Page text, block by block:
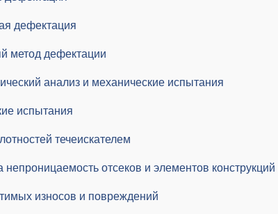
дефектация
метод дефектации
анализ и механические испытания
испытания
течеискателем
непроницаемость отсеков и элементов конструкций
износов и повреждений